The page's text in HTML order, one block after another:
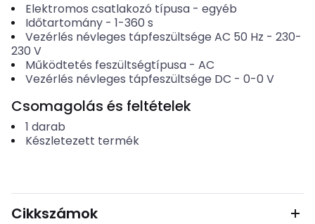
Elektromos csatlakozó típusa- egyéb
Időtartomány- 1-360 s
Vezérlés névleges tápfeszültsége AC 50 Hz - 230-
230 V
Működtetés feszültségtípusa- AC
Vezérlés névleges tápfeszültsége DC - 0-0 V
Csomagolás és feltételek
1 darab
Készletezett termék
Cikkszámok